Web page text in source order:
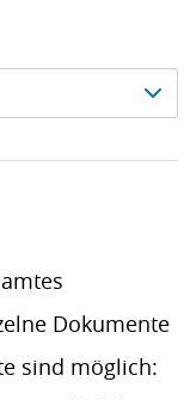
Dokumente
sind möglich: